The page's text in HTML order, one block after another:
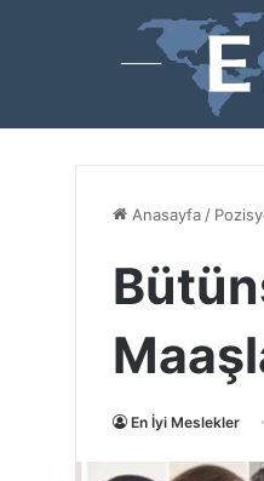
Anasayfa /
En İyi Meslekler